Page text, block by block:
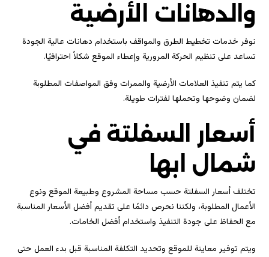
والدهانات الأرضية
نوفر خدمات تخطيط الطرق والمواقف باستخدام دهانات عالية الجودة
تساعد على تنظيم الحركة المرورية وإعطاء الموقع شكلاً احترافيًا.
كما يتم تنفيذ العلامات الأرضية والممرات وفق المواصفات المطلوبة
لضمان وضوحها وتحملها لفترات طويلة.
أسعار السفلتة في
شمال ابها
تختلف أسعار السفلتة حسب مساحة المشروع وطبيعة الموقع ونوع
الأعمال المطلوبة، ولكننا نحرص دائمًا على تقديم أفضل الأسعار المناسبة
مع الحفاظ على جودة التنفيذ واستخدام أفضل الخامات.
ويتم توفير معاينة للموقع وتحديد التكلفة المناسبة قبل بدء العمل حتى